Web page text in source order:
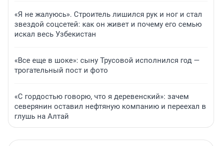
«Я не жалуюсь». Строитель лишился рук и ног и стал
звездой соцсетей: как он живет и почему его семью
искал весь Узбекистан
«Все еще в шоке»: сыну Трусовой исполнился год —
трогательный пост и фото
«С гордостью говорю, что я деревенский»: зачем
северянин оставил нефтяную компанию и переехал в
глушь на Алтай